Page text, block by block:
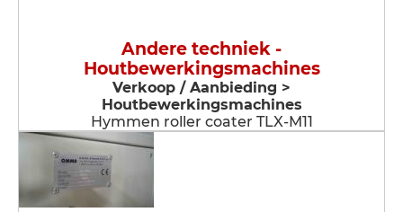
Andere techniek -
Houtbewerkingsmachines
Verkoop / Aanbieding >
Houtbewerkingsmachines
Hymmen roller coater TLX-M11